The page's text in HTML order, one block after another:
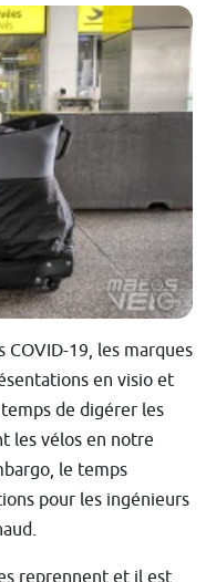
19, les marques
en visio et
de digérer les
les vélos en notre
le temps
pour les ingénieurs
reprennent et il est